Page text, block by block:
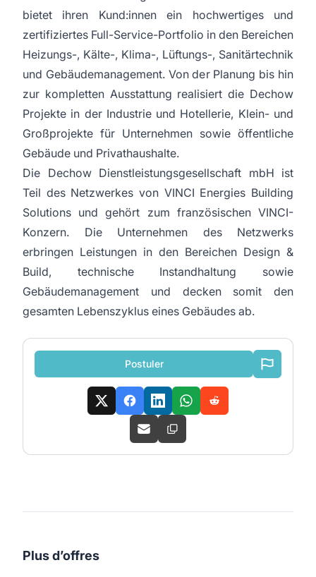
bietet ihren Kund:innen ein hochwertiges und
zertifiziertes Full-Service-Portfolio in den Bereichen
Heizungs-, Kälte-, Klima-, Lüftungs-, Sanitärtechnik
und Gebäudemanagement. Von der Planung bis hin
zur kompletten Ausstattung realisiert die Dechow
Projekte in der Industrie und Hotellerie, Klein- und
Großprojekte für Unternehmen sowie öffentliche
Gebäude und Privathaushalte.
Die Dechow Dienstleistungsgesellschaft mbH ist
Teil des Netzwerkes von VINCI Energies Building
Solutions und gehört zum französischen VINCI-
Konzern. Die Unternehmen des Netzwerks
erbringen Leistungen in den Bereichen Design &
Build, technische Instandhaltung sowie
Gebäudemanagement und decken somit den
gesamten Lebenszyklus eines Gebäudes ab.
Postuler
Plus d’offres